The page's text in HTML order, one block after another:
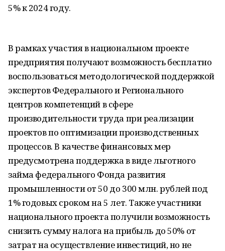
5% к 2024 году.
В рамках участия в национальном проекте
предприятия получают возможность бесплатно
воспользоваться методологической поддержкой
экспертов Федерального и Регионального
центров компетенций в сфере
производительности труда при реализации
проектов по оптимизации производственных
процессов. В качестве финансовых мер
предусмотрена поддержка в виде льготного
займа федерального Фонда развития
промышленности от 50 до 300 млн. рублей под
1% годовых сроком на 5 лет. Также участники
национального проекта получили возможность
снизить сумму налога на прибыль до 50% от
затрат на осуществление инвестиций, но не